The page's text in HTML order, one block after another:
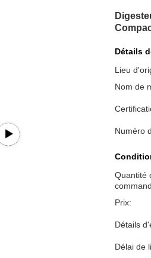
Détails
Lieu
Nom de
Numéro
Quantité
Prix:
Détails
Délai de